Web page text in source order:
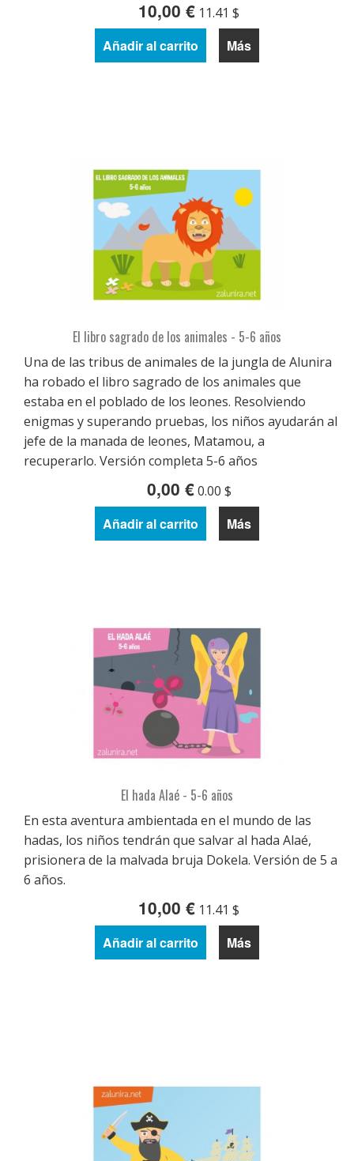
10,00 € 11.41 $
Añadir al carrito Más
El libro sagrado de los animales - 5-6 años
Una de las tribus de animales de la jungla de Alunira
ha robado el libro sagrado de los animales que
estaba en el poblado de los leones. Resolviendo
enigmas y superando pruebas, los niños ayudarán al
jefe de la manada de leones, Matamou, a
recuperarlo. Versión completa 5-6 años
0,00 € 0.00 $
Añadir al carrito Más
El hada Alaé - 5-6 años
En esta aventura ambientada en el mundo de las
hadas, los niños tendrán que salvar al hada Alaé,
prisionera de la malvada bruja Dokela. Versión de 5 a
6 años.
10,00 € 11.41 $
Añadir al carrito Más